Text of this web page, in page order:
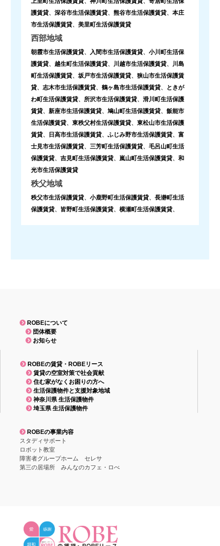
護賃貸、 深谷市生活保護賃貸、 熊谷市生活保護賃貸、 本庄
市生活保護賃貸、 美里町生活保護賃貸
西部地域
朝霞市生活保護賃貸、 入間市生活保護賃貸、 小川町生活保
護賃貸、 越生町生活保護賃貸、 川越市生活保護賃貸、
川島
町生活保護賃貸、 坂戸市生活保護賃貸、 狭山市生活保護賃
貸、 志木市生活保護賃貸、 鶴ヶ島市生活保護賃貸、
ときが
わ町生活保護賃貸、 所沢市生活保護賃貸、 滑川町生活保護
賃貸、 新座市生活保護賃貸、 鳩山町生活保護賃貸、 飯能市
生活保護賃貸、 東秩父村生活保護賃貸、 東松山市生活保護
賃貸、 日高市生活保護賃貸、 ふじみ野市生活保護賃貸、 富
士見市生活保護賃貸、 三芳町生活保護賃貸、 毛呂山町生活
保護賃貸、 吉見町生活保護賃貸、 嵐山町生活保護賃貸、 和
光市生活保護賃貸
秩父地域
秩父市生活保護賃貸、 小鹿野町生活保護賃貸、 長瀞町生活
保護賃貸、 皆野町生活保護賃貸、 横瀬町生活保護賃貸、
ROBEについて
団体概要
お知らせ
ROBEの賃貸・ROBEリース
賃貸の空室対策で社会貢献
住む家がなくお困りの方へ
生活保護物件と支援対象地域
神奈川県 生活保護物件
埼玉県 生活保護物件
ROBEの事業内容
スタディサポート
ロボット教室
障害者グループホーム セレサ
第三の居場所 みんなのカフェ・ロべ